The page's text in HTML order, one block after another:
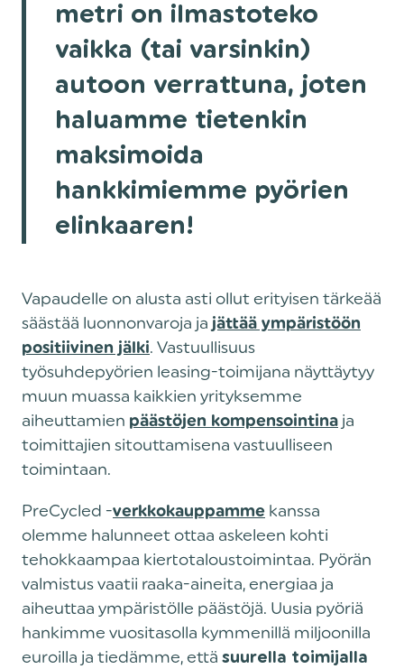
metri on ilmastoteko
vaikka (tai varsinkin)
autoon verrattuna, joten
haluamme tietenkin
maksimoida
hankkimiemme pyörien
elinkaaren!
Vapaudelle on alusta asti ollut erityisen tärkeää
säästää luonnonvaroja ja jättää ympäristöön
positiivinen jälki. Vastuullisuus
työsuhdepyörien leasing-toimijana näyttäytyy
muun muassa kaikkien yrityksemme
aiheuttamien päästöjen kompensointina ja
toimittajien sitouttamisena vastuulliseen
toimintaan.
PreCycled -verkkokauppamme kanssa
olemme halunneet ottaa askeleen kohti
tehokkaampaa kiertotaloustoimintaa. Pyörän
valmistus vaatii raaka-aineita, energiaa ja
aiheuttaa ympäristölle päästöjä. Uusia pyöriä
hankimme vuositasolla kymmenillä miljoonilla
euroilla ja tiedämme, että suurella toimijalla